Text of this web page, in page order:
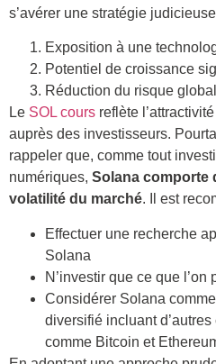
s’avérer une stratégie
Exposition à une
Potentiel de croissance
Réduction du risque
Le SOL cours reflète
auprès des investisseurs.
rappeler que, comme tout
numériques, Solana comporte
volatilité du marché. Il est
Effectuer une recherche
Solana
N’investir que ce que
Considérer Solana
diversifié incluant
comme Bitcoin et